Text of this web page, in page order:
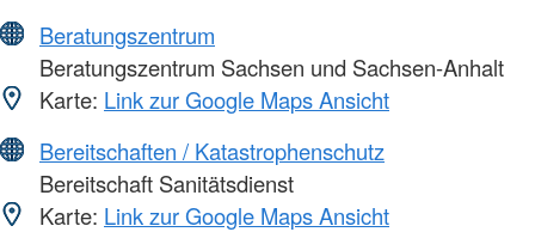
Beratungszentrum
Beratungszentrum Sachsen und Sachsen-Anhalt
Karte: Link zur Google Maps Ansicht
Bereitschaften / Katastrophenschutz
Bereitschaft Sanitätsdienst
Karte: Link zur Google Maps Ansicht